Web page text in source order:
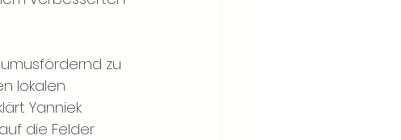
zu
lokalen
Yanniek
die Felder